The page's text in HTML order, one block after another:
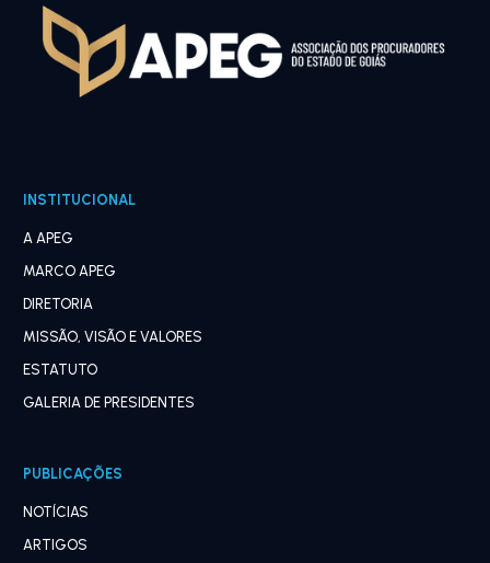
INSTITUCIONAL
A APEG
MARCO APEG
DIRETORIA
MISSÃO, VISÃO E VALORES
ESTATUTO
GALERIA DE PRESIDENTES
PUBLICAÇÕES
NOTÍCIAS
ARTIGOS